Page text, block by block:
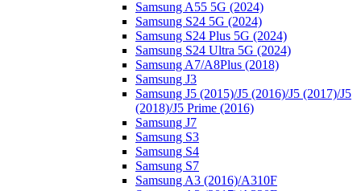
Samsung A55 5G (2024)
Samsung S24 5G (2024)
Samsung S24 Plus 5G (2024)
Samsung S24 Ultra 5G (2024)
Samsung A7/A8Plus (2018)
Samsung J3
Samsung J5 (2015)/J5 (2016)/J5 (2017)/J5
(2018)/J5 Prime (2016)
Samsung J7
Samsung S3
Samsung S4
Samsung S7
Samsung A3 (2016)/A310F